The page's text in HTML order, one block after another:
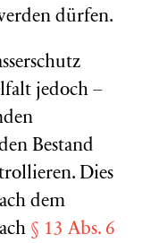
dürfen.
jedoch –
Bestand
Dies
dem
§ 13 Abs. 6